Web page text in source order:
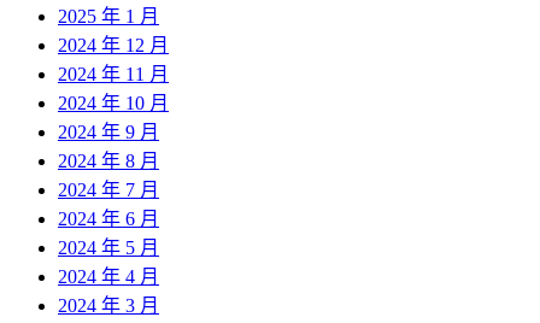
2025 年 1 月
2024 年 12 月
2024 年 11 月
2024 年 10 月
2024 年 9 月
2024 年 8 月
2024 年 7 月
2024 年 6 月
2024 年 5 月
2024 年 4 月
2024 年 3 月